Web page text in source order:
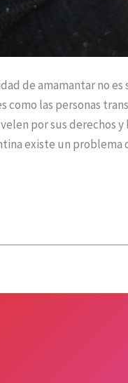
de amamantar no
como las personas
por sus derechos
existe un